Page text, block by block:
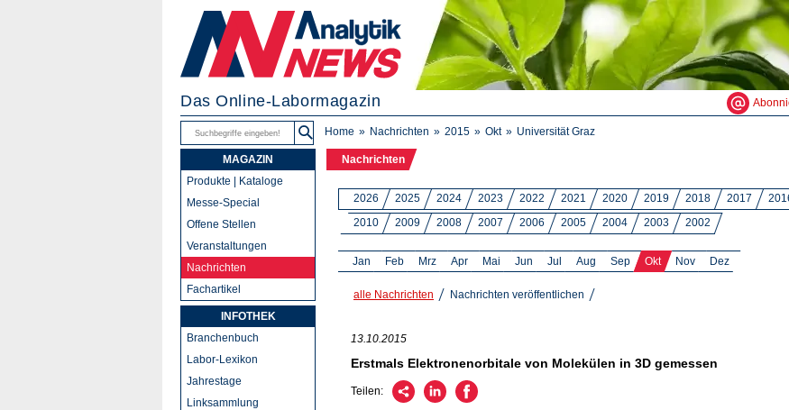
Das Online-Labormagazin
Home Nachrichten 2015 Okt Universität Graz
Nachrichten
2026 2025 2024 2023 2022 2021 2020 2019 2018 2017
2010
2009 2008 2007 2006 2005 2004 2003 2002
Jan Feb Mrz Apr Mai Jun Jul Aug Sep Okt Nov Dez
alle Nachrichten Nachrichten veröffentlichen
13.10.2015
Erstmals Elektronenorbitale von Molekülen in 3D gemessen
Teilen:
MAGAZIN
Produkte | Kataloge
Messe-Special
Offene Stellen
Veranstaltungen
Nachrichten
Fachartikel
INFOTHEK
Branchenbuch
Labor-Lexikon
Jahrestage
Linksammlung